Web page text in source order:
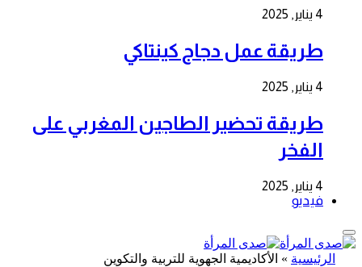
4 يناير, 2025
طريقة عمل دجاج كينتاكي
4 يناير, 2025
طريقة تحضير الطاجين المغربي على
الفخر
4 يناير, 2025
فيديو
الرئيسية » الأكاديمية الجهوية للتربية والتكوين